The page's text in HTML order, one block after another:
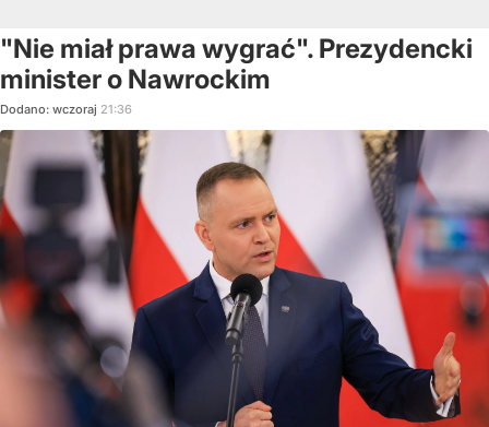
"Nie miał prawa wygrać". Prezydencki
minister o Nawrockim
Dodano: wczoraj 21:36